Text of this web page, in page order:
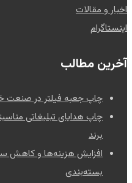
اخبار و مقالات
اینستاگرام
آخرین مطالب
چاپ جعبه فیلتر در صنعت
چاپ هدایای تبلیغاتی
برند
افزایش هزینه‌ها و کاهش
بسته‌بندی